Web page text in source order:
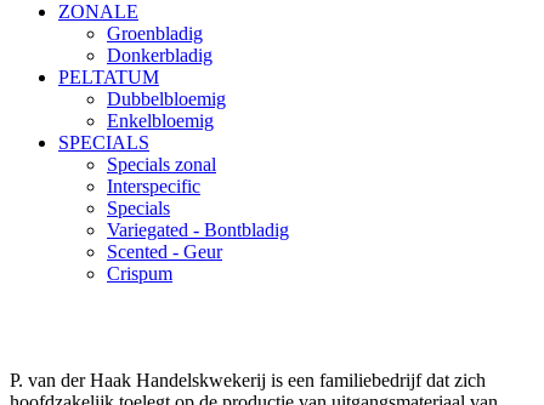
ZONALE
Groenbladig
Donkerbladig
PELTATUM
Dubbelbloemig
Enkelbloemig
SPECIALS
Specials zonal
Interspecific
Specials
Variegated - Bontbladig
Scented - Geur
Crispum
P. van der Haak Handelskwekerij is een familiebedrijf dat zich